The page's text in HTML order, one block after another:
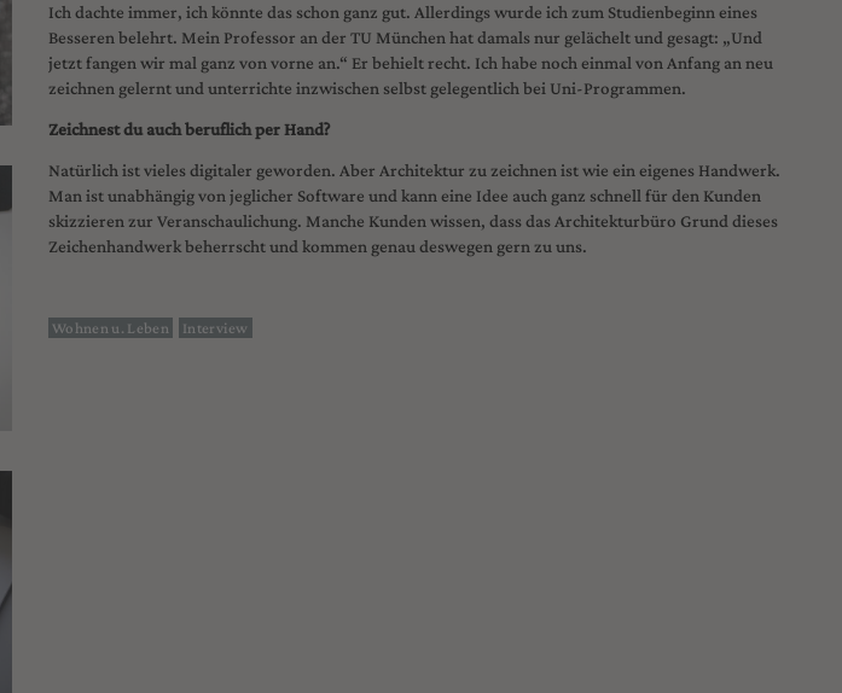
Ich dachte immer, ich könnte das schon ganz gut. Allerdings wurde ich zum Studienbeginn eines
Besseren belehrt. Mein Professor an der TU München hat damals nur gelächelt und gesagt: „Und
jetzt fangen wir mal ganz von vorne an.“ Er behielt recht. Ich habe noch einmal von Anfang an neu
zeichnen gelernt und unterrichte inzwischen selbst gelegentlich bei Uni-Programmen.
Zeichnest du auch beruflich per Hand?
Natürlich ist vieles digitaler geworden. Aber Architektur zu zeichnen ist wie ein eigenes Handwerk.
Man ist unabhängig von jeglicher Software und kann eine Idee auch ganz schnell für den Kunden
skizzieren zur Veranschaulichung. Manche Kunden wissen, dass das Architekturbüro Grund dieses
Zeichenhandwerk beherrscht und kommen genau deswegen gern zu uns.
Wohnen u. Leben Interview